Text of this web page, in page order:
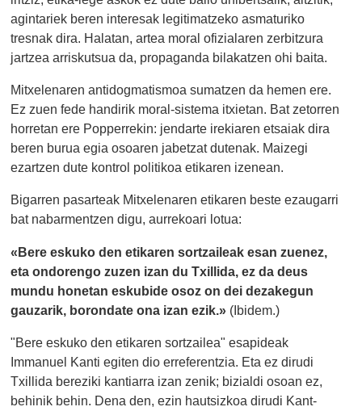
agintariek beren interesak legitimatzeko asmaturiko
tresnak dira. Halatan, artea moral ofizialaren zerbitzura
jartzea arriskutsua da, propaganda bilakatzen ohi baita.
Mitxelenaren antidogmatismoa sumatzen da hemen ere.
Ez zuen fede handirik moral-sistema itxietan. Bat zetorren
horretan ere Popperrekin: jendarte irekiaren etsaiak dira
beren burua egia osoaren jabetzat dutenak. Maizegi
ezartzen dute kontrol politikoa etikaren izenean.
Bigarren pasarteak Mitxelenaren etikaren beste ezaugarri
bat nabarmentzen digu, aurrekoari lotua:
«Bere eskuko den etikaren sortzaileak esan zuenez,
eta ondorengo zuzen izan du Txillida, ez da deus
mundu honetan eskubide osoz on dei dezakegun
gauzarik, borondate ona izan ezik.» (Ibidem.)
"Bere eskuko den etikaren sortzailea" esapideak
Immanuel Kanti egiten dio erreferentzia. Eta ez dirudi
Txillida bereziki kantiarra izan zenik; bizialdi osoan ez,
behinik behin. Dena den, ezin hautsizkoa dirudi Kant-